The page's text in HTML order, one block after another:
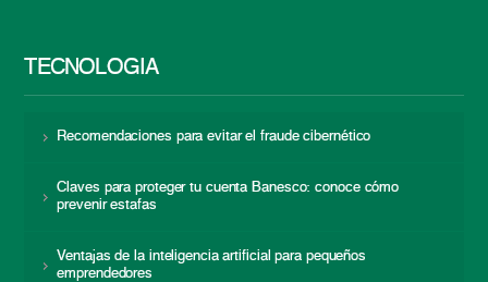
TECNOLOGÍA
Recomendaciones para evitar el fraude cibernético
Claves para proteger tu cuenta Banesco: conoce cómo
prevenir estafas
Ventajas de la inteligencia artificial para pequeños
emprendedores